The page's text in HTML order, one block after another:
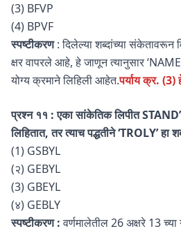
(3) BFVP
(4) BPVF
स्पष्टीकरण: दिलेल्या शब्दांच्या संकेतावरून
क्षर वापरले आहे, हे जाणून त्यानुसार
योग्य क्रमाने लिहिली आहेत.पर्याय क्र. (3)
प्रश्न ११ : एका सांकेतिक लिपीत
लिहितात, तर त्याच पद्धतीने ‘TROLY’ हा
(1) GSBYL
(२) GEBYL
(3) GBEYL
(४) GEBLY
स्पष्टीकरण :वर्णमालेतील 26 अक्षरे 13